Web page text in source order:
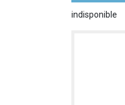
indisponible